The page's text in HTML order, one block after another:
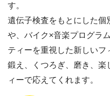
す。
遺伝子検査をもとにした
や、バイク×音楽プログラ
ティーを重視した新しいフ
鍛え、くつろぎ、磨き、楽
ィーで応えてくれます。